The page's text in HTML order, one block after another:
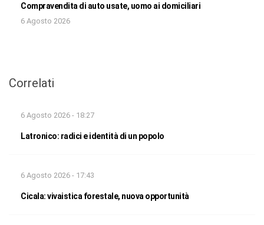
Compravendita di auto usate, uomo ai domiciliari
6 Agosto 2026
Correlati
6 Agosto 2026 - 18:27
Latronico: radici e identità di un popolo
6 Agosto 2026 - 17:43
Cicala: vivaistica forestale, nuova opportunità